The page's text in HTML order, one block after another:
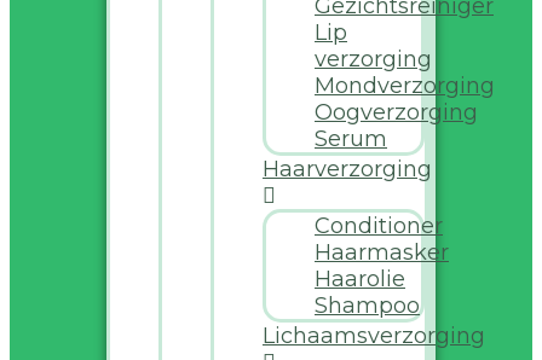
Gezichtsreiniger
Lip
verzorging
Mondverzorging
Oogverzorging
Serum
Haarverzorging
Conditioner
Haarmasker
Haarolie
Shampoo
Lichaamsverzorging